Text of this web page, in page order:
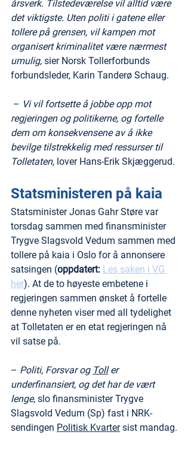
årsverk. Tilstedeværelse vil alltid være
det viktigste. Uten politi i gatene eller
tollere på grensen, vil kampen mot
organisert kriminalitet være nærmest
umulig, sier Norsk Tollerforbunds
forbundsleder, Karin Tanderø Schaug.
– Vi vil fortsette å jobbe opp mot
regjeringen og politikerne, og fortelle
dem om konsekvensene av å ikke
bevilge tilstrekkelig med ressurser til
Tolletaten, lover Hans-Erik Skjæggerud.
Statsministeren på kaia
Statsminister Jonas Gahr Støre var
torsdag sammen med finansminister
Trygve Slagsvold Vedum sammen med
tollere på kaia i Oslo for å annonsere
satsingen (oppdatert: Les saken i VG
her). At de to høyeste embetene i
regjeringen sammen ønsket å fortelle
denne nyheten viser med all tydelighet
at Tolletaten er en etat regjeringen nå
vil satse på.
– Politi, Forsvar og Toll er
underfinansiert, og det har de vært
lenge, slo finansminister Trygve
Slagsvold Vedum (Sp) fast i NRK-
sendingen Politisk Kvarter sist mandag.